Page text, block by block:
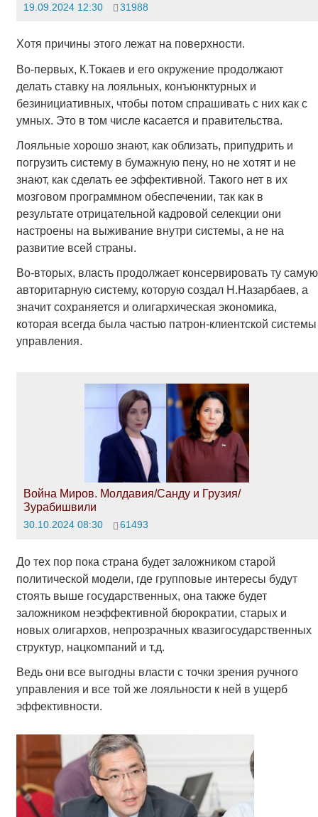
19.09.2024 12:30 31988
Хотя причины этого лежат на поверхности.
Во-первых, К.Токаев и его окружение продолжают
делать ставку на лояльных, конъюнктурных и
безинициативных, чтобы потом спрашивать с них как с
умных. Это в том числе касается и правительства.
Лояльные хорошо знают, как облизать, припудрить и
погрузить систему в бумажную пену, но не хотят и не
знают, как сделать ее эффективной. Такого нет в их
мозговом программном обеспечении, так как в
результате отрицательной кадровой селекции они
настроены на выживание внутри системы, а не на
развитие всей страны.
Во-вторых, власть продолжает консервировать ту самую
авторитарную систему, которую создал Н.Назарбаев, а
значит сохраняется и олигархическая экономика,
которая всегда была частью патрон-клиентской системы
управления.
Война Миров. Молдавия/Санду и Грузия/
Зурабишвили
30.10.2024 08:30 61493
До тех пор пока страна будет заложником старой
политической модели, где групповые интересы будут
стоять выше государственных, она также будет
заложником неэффективной бюрократии, старых и
новых олигархов, непрозрачных квазигосударственных
структур, нацкомпаний и т.д.
Ведь они все выгодны власти с точки зрения ручного
управления и все той же лояльности к ней в ущерб
эффективности.